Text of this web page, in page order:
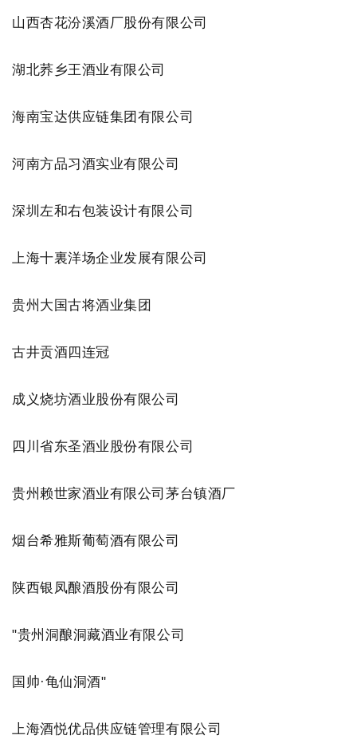
山西杏花汾溪酒厂股份有限公司
湖北荞乡王酒业有限公司
海南宝达供应链集团有限公司
河南方品习酒实业有限公司
深圳左和右包装设计有限公司
上海十裏洋场企业发展有限公司
贵州大国古将酒业集团
古井贡酒四连冠
成义烧坊酒业股份有限公司
四川省东圣酒业股份有限公司
贵州赖世家酒业有限公司茅台镇酒厂
烟台希雅斯葡萄酒有限公司
陕西银凤酿酒股份有限公司
"贵州洞酿洞藏酒业有限公司
国帅·龟仙洞酒"
上海酒悦优品供应链管理有限公司